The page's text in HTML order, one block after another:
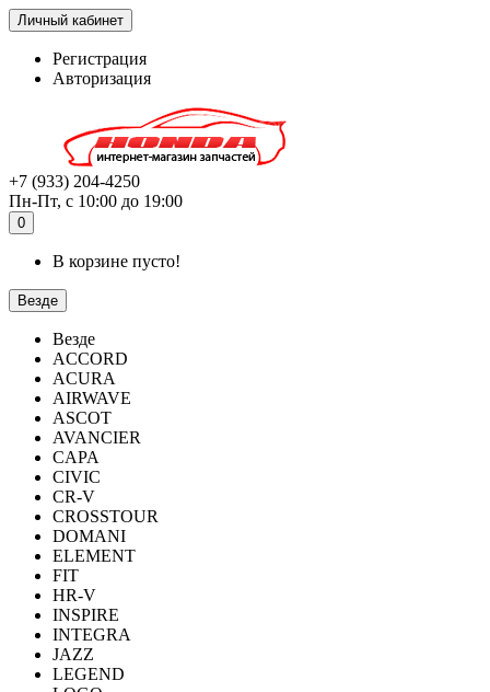
Личный кабинет
Регистрация
Авторизация
+7 (933) 204-4250
Пн-Пт, с 10:00 до 19:00
0
В корзине пусто!
Везде
Везде
ACCORD
ACURA
AIRWAVE
ASCOT
AVANCIER
CAPA
CIVIC
CR-V
CROSSTOUR
DOMANI
ELEMENT
FIT
HR-V
INSPIRE
INTEGRA
JAZZ
LEGEND